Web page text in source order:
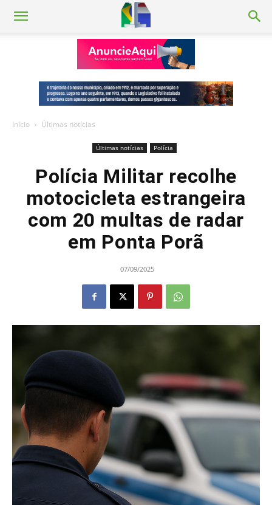
Início Últimas notícias
Últimas notícias Polícia
Polícia Militar recolhe
motocicleta estrangeira
com 20 multas de radar
em Ponta Porã
07/09/2025